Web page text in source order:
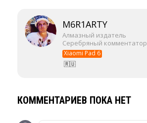
M6R1ARTY
Алмазный издатель
Серебряный комментатор
Xiaomi Pad 6
🇷🇺
КОММЕНТАРИЕВ ПОКА НЕТ